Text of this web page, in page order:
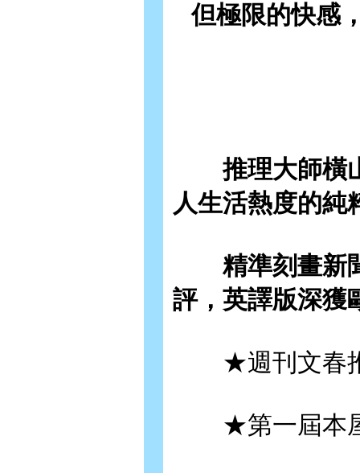
但極限的快感
推理大師橫山
人生活熱度的純
精準刻畫新聞
評，英譯版深獲
★週刊文春推
★第一屆本屋